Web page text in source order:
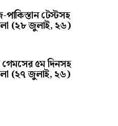
পাকিস্তান টেস্টসহ
(২৮ জুলাই, ২৬)
৫ম দিনসহ
(২৭ জুলাই, ২৬)